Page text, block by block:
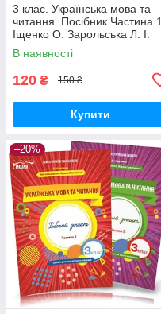
3 клас. Українська мова та
читання. Посібник Частина 1.
Іщенко О. Зарольська Л. І.
Літера
В наявності
120 ₴ 150 ₴
Купити
–20%